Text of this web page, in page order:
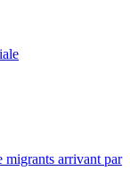
migrants arrivant par